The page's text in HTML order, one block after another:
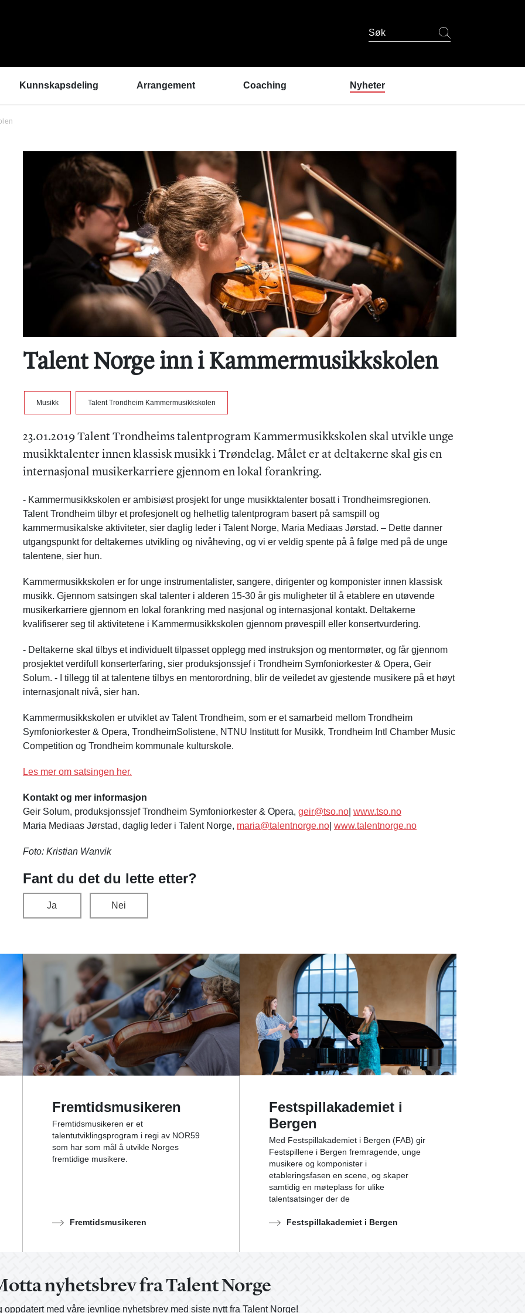
Søk
Kunnskapsdeling
Se en gang til - bedre
rekrutteringsprosesser
Klangbunn – verktøy
Sammen om like muligheter
Arrangement Coaching
Hvem er coachene?
Vil du prøve coaching? /
Påmelding
Nyheter
Talent Norge inn i Kammermusikkskolen
Musikk Talent Trondheim Kammermusikkskolen
23.01.2019 Talent Trondheims talentprogram Kammermusikkskolen skal utvikle unge
musikktalenter innen klassisk musikk i Trøndelag. Målet er at deltakerne skal gis en
internasjonal musikerkarriere gjennom en lokal forankring.
- Kammermusikkskolen er ambisiøst prosjekt for unge musikktalenter bosatt i Trondheimsregionen.
Talent Trondheim tilbyr et profesjonelt og helhetlig talentprogram basert på samspill og
kammermusikalske aktiviteter, sier daglig leder i Talent Norge, Maria Mediaas Jørstad. – Dette danner
utgangspunkt for deltakernes utvikling og nivåheving, og vi er veldig spente på å følge med på de unge
talentene, sier hun.
Kammermusikkskolen er for unge instrumentalister, sangere, dirigenter og komponister innen klassisk
musikk. Gjennom satsingen skal talenter i alderen 15-30 år gis muligheter til å etablere en utøvende
musikerkarriere gjennom en lokal forankring med nasjonal og internasjonal kontakt. Deltakerne
kvalifiserer seg til aktivitetene i Kammermusikkskolen gjennom prøvespill eller konsertvurdering.
- Deltakerne skal tilbys et individuelt tilpasset opplegg med instruksjon og mentormøter, og får gjennom
prosjektet verdifull konserterfaring, sier produksjonssjef i Trondheim Symfoniorkester & Opera, Geir
Solum. - I tillegg til at talentene tilbys en mentorordning, blir de veiledet av gjestende musikere på et høyt
internasjonalt nivå, sier han.
Kammermusikkskolen er utviklet av Talent Trondheim, som er et samarbeid mellom Trondheim
Symfoniorkester & Opera, TrondheimSolistene, NTNU Institutt for Musikk, Trondheim Intl Chamber Music
Competition og Trondheim kommunale kulturskole.
Les mer om satsingen her.
Kontakt og mer informasjon
Geir Solum, produksjonssjef Trondheim Symfoniorkester & Opera, geir@tso.no| www.tso.no
Maria Mediaas Jørstad, daglig leder i Talent Norge, maria@talentnorge.no| www.talentnorge.no
Foto: Kristian Wanvik
Fant du det du lette etter?
Ja Nei
Fremtidsmusikeren
Fremtidsmusikeren er et
talentutviklingsprogram i regi av NOR59
som har som mål å utvikle Norges
fremtidige musikere.
Fremtidsmusikeren
Festspillakademiet i
Bergen
Med Festspillakademiet i Bergen (FAB) gir
Festspillene i Bergen fremragende, unge
musikere og komponister i
etableringsfasen en scene, og skaper
samtidig en møteplass for ulike
talentsatsinger der de
Festspillakademiet i Bergen
nyhetsbrev fra Talent Norge
oppdatert med våre jevnlige nyhetsbrev med siste nytt fra Talent Norge!